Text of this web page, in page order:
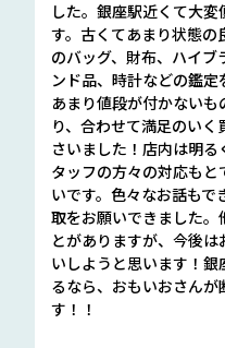
した。銀座駅近くて大
す。古くてあまり状態の
のバッグ、財布、ハイブ
ンド品、時計などの鑑定
あまり値段が付かない
り、合わせて満足のい
さいました！店内は明る
タッフの方々の対応もと
いです。色々なお話もで
取をお願いできました。
とがありますが、今後
いしようと思います！
るなら、おもいおさんが
す！！